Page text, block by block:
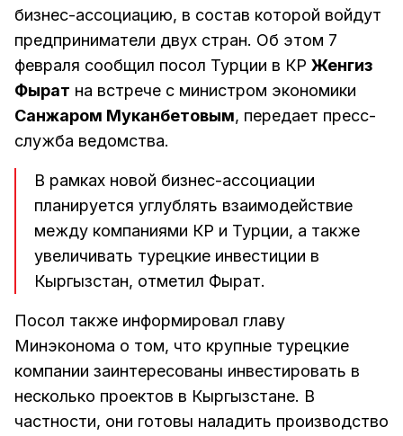
бизнес-ассоциацию, в состав которой войдут
предприниматели двух стран. Об этом 7
февраля сообщил посол Турции в КР Женгиз
Фырат на встрече с министром экономики
Санжаром Муканбетовым, передает пресс-
служба ведомства.
В рамках новой бизнес-ассоциации
планируется углублять взаимодействие
между компаниями КР и Турции, а также
увеличивать турецкие инвестиции в
Кыргызстан, отметил Фырат.
Посол также информировал главу
Минэконома о том, что крупные турецкие
компании заинтересованы инвестировать в
несколько проектов в Кыргызстане. В
частности, они готовы наладить производство